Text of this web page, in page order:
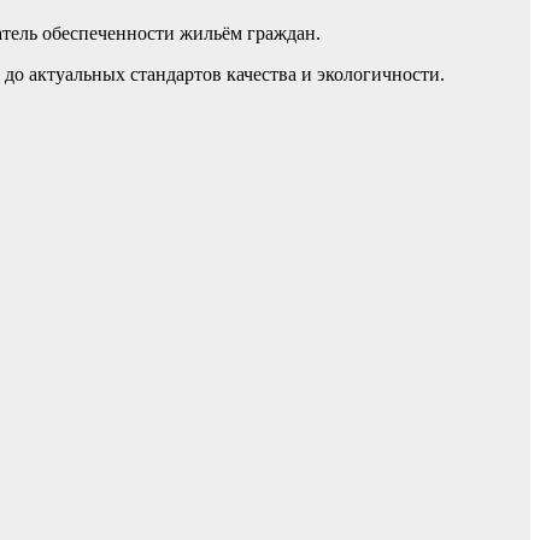
обеспеченности жильём граждан.
стандартов качества и экологичности.